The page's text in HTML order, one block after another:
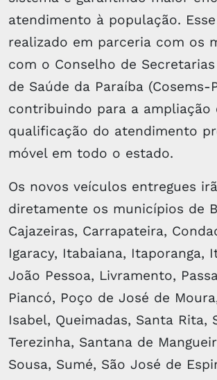
atendimento à população.
realizado em parceria com os
com o Conselho de
de Saúde da Paraíba (Cosems-
contribuindo para a ampliação
qualificação do atendimento
móvel em todo o estado.
Os novos veículos entregues
diretamente os municípios de
Cajazeiras, Carrapateira,
Igaracy, Itabaiana, Itaporanga,
João Pessoa, Livramento,
Piancó, Poço de José de
Isabel, Queimadas, Santa Rita,
Terezinha, Santana de
Sousa, Sumé, São José de